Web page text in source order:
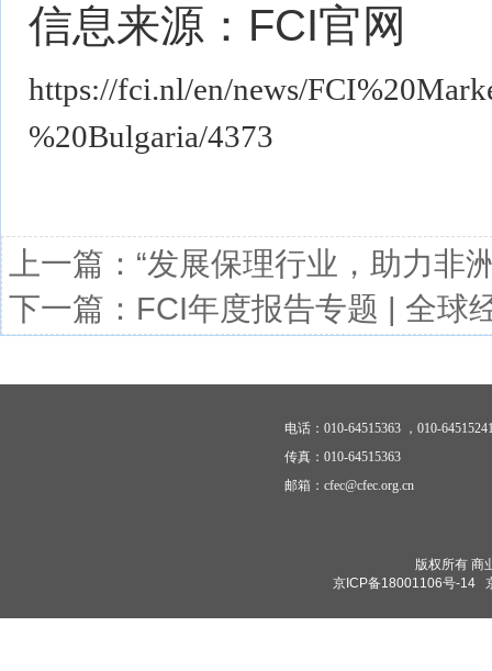
信息来源：FCI官网
https://fci.nl/en/news/
%20Bulgaria/4373
上一篇： “发展保理行业，助力非
下一篇： FCI年度报告专题 | 全球
电话：010-64515363 ，010-
传真：010-64515363
邮箱：cfec@cfec.org.cn
版权所有 商
京ICP备18001106号-14